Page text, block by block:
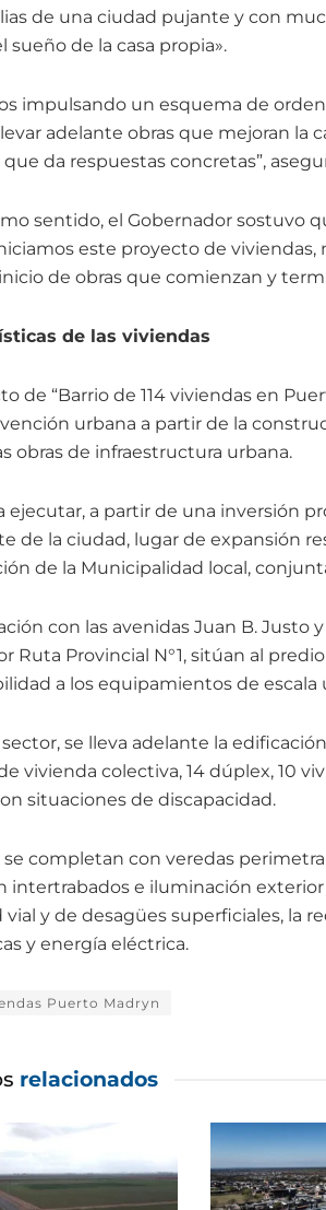
de una ciudad pujante y con
sueño de la casa propia».
impulsando un esquema de
adelante obras que mejoran la
da respuestas concretas”,
sentido, el Gobernador sostuvo
este proyecto de
de obras que comienzan y
de las viviendas
de “Barrio de 114 viviendas en
urbana a partir de la
obras de infraestructura urbana.
ejecutar, a partir de una inversión
de la ciudad, lugar de expansión
de la Municipalidad local,
con las avenidas Juan B. Justo
Ruta Provincial N°1, sitúan al
a los equipamientos de escala
se lleva adelante la
vivienda colectiva, 14 dúplex, 10
situaciones de discapacidad.
se completan con veredas
intertrabados e iluminación
vial y de desagües superficiales, la
y energía eléctrica.
Puerto Madryn
relacionados